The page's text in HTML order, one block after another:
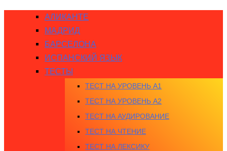
АЛИКАНТЕ
МАДРИД
БАРСЕЛОНА
ИСПАНСКИЙ ЯЗЫК
ТЕСТЫ
ТЕСТ НА УРОВЕНЬ A1
ТЕСТ НА УРОВЕНЬ A2
ТЕСТ НА АУДИРОВАНИЕ
ТЕСТ НА ЧТЕНИЕ
ТЕСТ НА ЛЕКСИКУ